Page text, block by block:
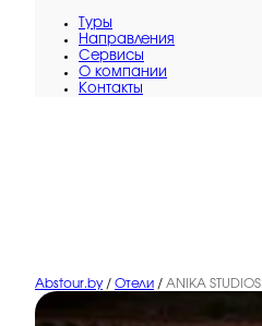
Туры
Направления
Сервисы
O компании
Контакты
Abstour.by / Отели / ANIKA STUDIOS